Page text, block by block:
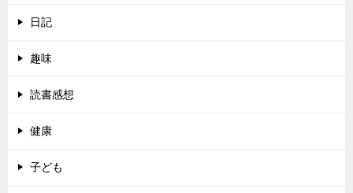
日記
趣味
読書感想
健康
子ども